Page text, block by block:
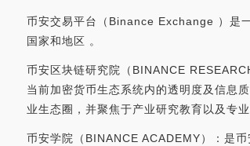
币安交易平台（Binance Exchange ）是
国家和地区 。
币安区块链研究院（BINANCE
当前加密货币生态系统内的透明度及信息
业生态圈，并聚焦于产业研究教育以及专业
币安学院（BINANCE ACADEMY）：是